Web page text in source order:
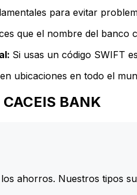
para evitar
que el nombre del banco
Si usas un código SWIFT
ubicaciones en todo el
BANK
ahorros. Nuestros tipos